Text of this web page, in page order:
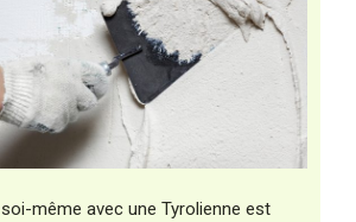
même avec une Tyrolienne est